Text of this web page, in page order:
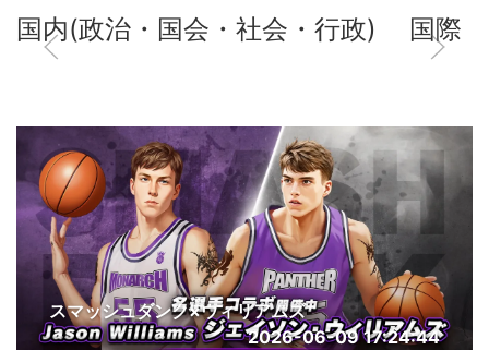
国内(政治・国会・社会・行政) 国際
スマッシュダンク×ウィリアムズ
2026-06-09 17:24:44